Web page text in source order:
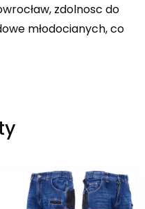
zdolnosc do
młodocianych, co